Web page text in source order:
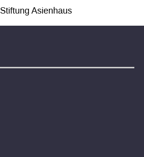
Stiftung Asienhaus